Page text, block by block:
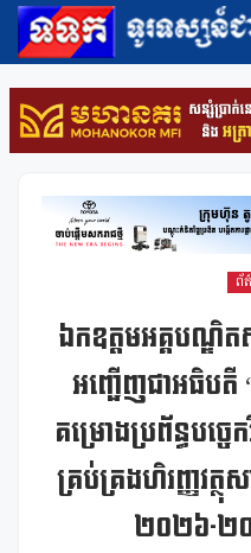
ព័
ឯកឧត្តមអគ្គបណ្ឌិត
អញ្ជើញជាអធិបតី
គម្រោងប្រព័ន្ធបច្ច
គ្រប់គ្រងហិរញ្ញវត្ថុ
២០២៦-២០